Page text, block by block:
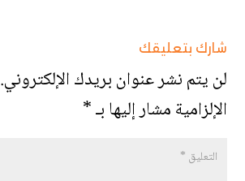
شارك بتعليقك
لن يتم نشر عنوان بريدك الإلكتروني.
الإلزامية مشار إليها بـ*